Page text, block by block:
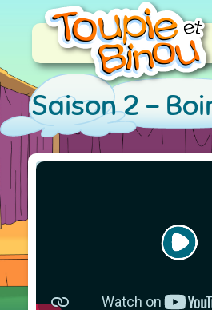
Saison 2 -